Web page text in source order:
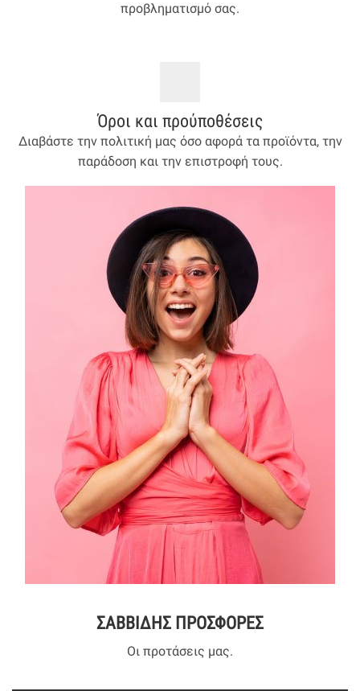
προβληματισμό σας.
Όροι και προύποθέσεις
Διαβάστε την πολιτική μας όσο αφορά τα προϊόντα, την
παράδοση και την επιστροφή τους.
ΣΑΒΒΙΔΗΣ ΠΡΟΣΦΟΡΕΣ
Οι προτάσεις μας.